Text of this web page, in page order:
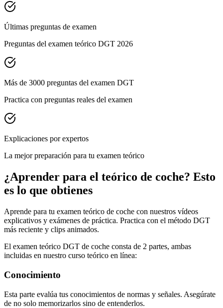
Últimas preguntas de examen
Preguntas del examen teórico DGT 2026
Más de 3000 preguntas del examen DGT
Practica con preguntas reales del examen
Explicaciones por expertos
La mejor preparación para tu examen teórico
¿Aprender para el teórico de coche? Esto
es lo que obtienes
Aprende para tu examen teórico de coche con nuestros vídeos
explicativos y exámenes de práctica. Practica con el método DGT
más reciente y clips animados.
El examen teórico DGT de coche consta de 2 partes, ambas
incluidas en nuestro curso teórico en línea:
Conocimiento
Esta parte evalúa tus conocimientos de normas y señales. Asegúrate
de no solo memorizarlos sino de entenderlos.